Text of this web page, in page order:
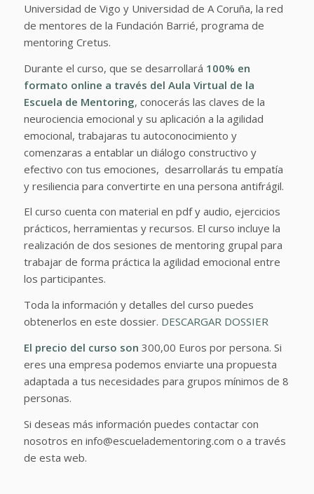
Universidad de Vigo y Universidad de A Coruña, la red
de mentores de la Fundación Barrié, programa de
mentoring Cretus.
Durante el curso, que se desarrollará 100% en
formato online a través del Aula Virtual de la
Escuela de Mentoring, conocerás las claves de la
neurociencia emocional y su aplicación a la agilidad
emocional, trabajaras tu autoconocimiento y
comenzaras a entablar un diálogo constructivo y
efectivo con tus emociones, desarrollarás tu empatía
y resiliencia para convertirte en una persona antifrágil.
El curso cuenta con material en pdf y audio, ejercicios
prácticos, herramientas y recursos. El curso incluye la
realización de dos sesiones de mentoring grupal para
trabajar de forma práctica la agilidad emocional entre
los participantes.
Toda la información y detalles del curso puedes
obtenerlos en este dossier. DESCARGAR DOSSIER
El precio del curso son 300,00 Euros por persona. Si
eres una empresa podemos enviarte una propuesta
adaptada a tus necesidades para grupos mínimos de 8
personas.
Si deseas más información puedes contactar con
nosotros en info@escueladementoring.com o a través
de esta web.